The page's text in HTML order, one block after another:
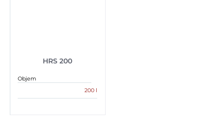
HRS 200
Objem
200 l